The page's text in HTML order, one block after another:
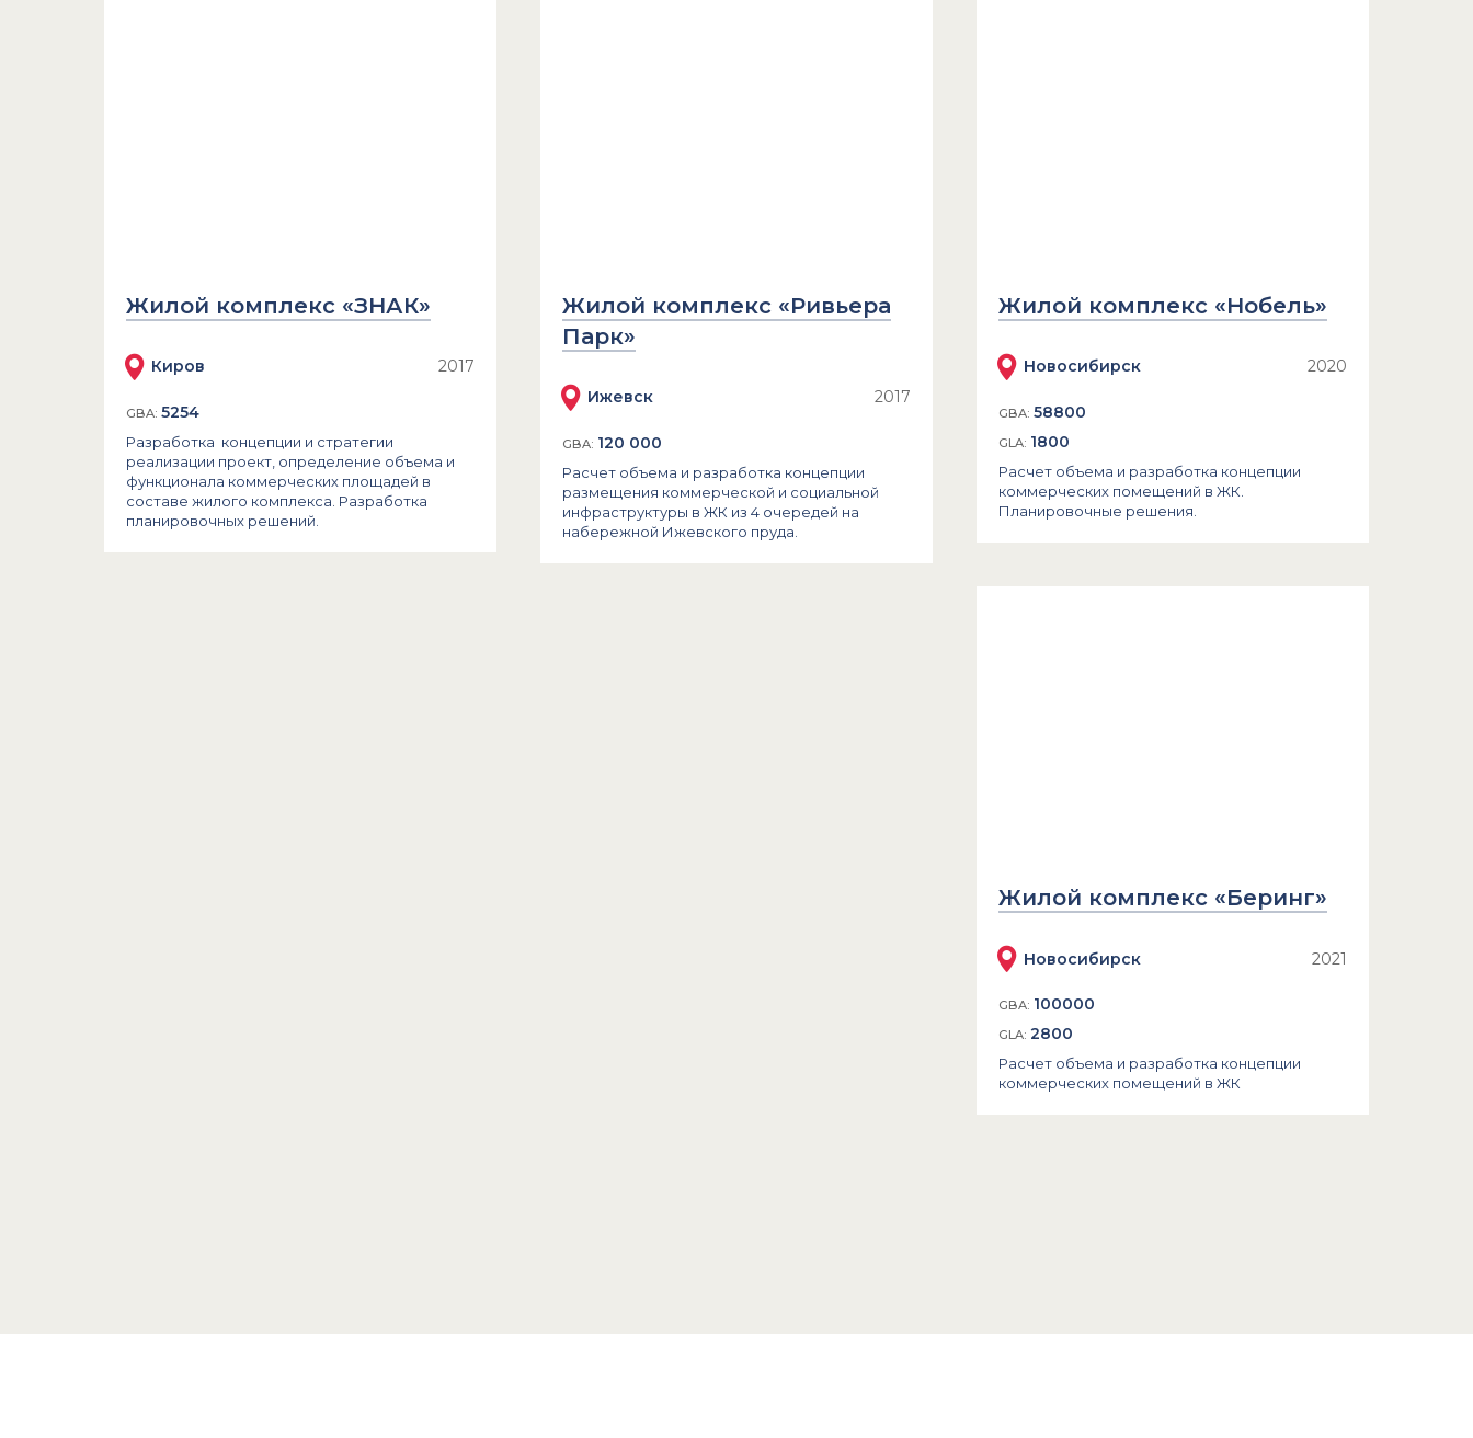
Жилой комплекс «ЗНАК»
Киров 2017
GBA: 5254
Разработка концепции и стратегии
реализации проект, определение объема и
функционала коммерческих площадей в
составе жилого комплекса. Разработка
планировочных решений.
Жилой комплекс «Ривьера
Парк»
Ижевск 2017
GBA:120 000
Расчет объема и разработка концепции
размещения коммерческой и социальной
инфраструктуры в ЖК из 4 очередей на
набережной Ижевского пруда.
Жилой комплекс «Нобель»
Новосибирск 2020
GBA:58800
GLA:1800
Расчет объема и разработка концепции
коммерческих помещений в ЖК.
Планировочные решения.
Жилой комплекс «Беринг»
Новосибирск 2021
GBA:100000
GLA:2800
Расчет объема и разработка концепции
коммерческих помещений в ЖК